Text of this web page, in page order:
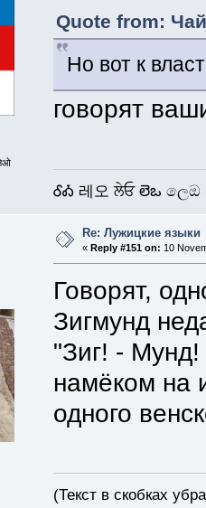
Quote from:
Но вот к
говорят
ᎴᎣ 레오 ਲੇਓ లెఒ
Re: Лужицкие языки
«Reply #151 on: 10
Говорят,
Зигмунд
"Зиг! -
намёком на
одного
(Текст в скобках